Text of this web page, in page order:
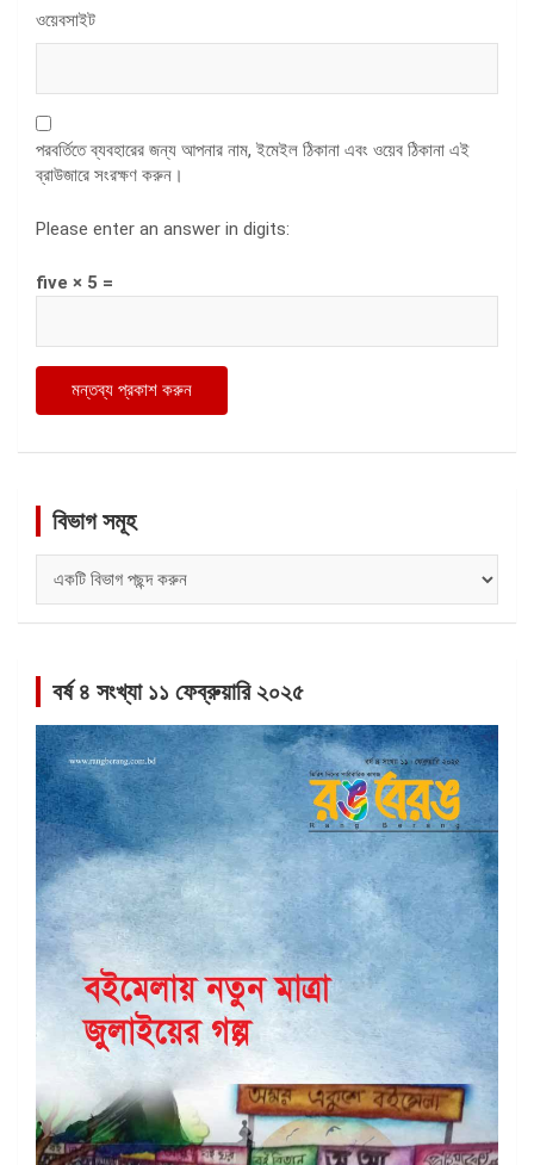
ওয়েবসাইট
পরবর্তিতে ব্যবহারের জন্য আপনার নাম, ইমেইল ঠিকানা এবং ওয়েব ঠিকানা এই
ব্রাউজারে সংরক্ষণ করুন।
Please enter an answer in digits:
five × 5 =
বিভাগ সমূহ
সমূহ
বর্ষ ৪ সংখ্যা ১১ ফেব্রুয়ারি ২০২৫